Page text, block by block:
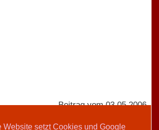
Website setzt Cookies und Google
Beitrag vom 03.05.2006